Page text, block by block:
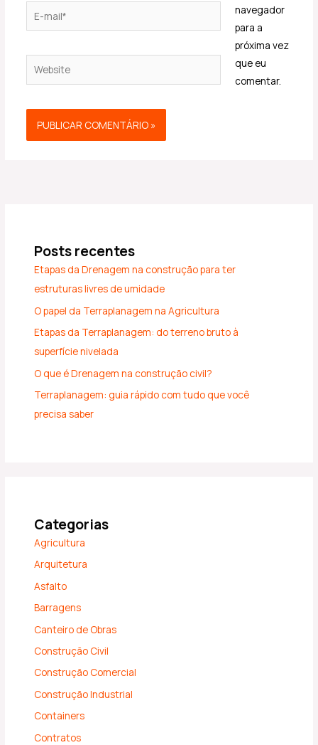
mail*
Website
navegador
para a
próxima vez
que eu
comentar.
Posts recentes
Etapas da Drenagem na construção para ter
estruturas livres de umidade
O papel da Terraplanagem na Agricultura
Etapas da Terraplanagem: do terreno bruto à
superfície nivelada
O que é Drenagem na construção civil?
Terraplanagem: guia rápido com tudo que você
precisa saber
Categorias
Agricultura
Arquitetura
Asfalto
Barragens
Canteiro de Obras
Construção Civil
Construção Comercial
Construção Industrial
Containers
Contratos